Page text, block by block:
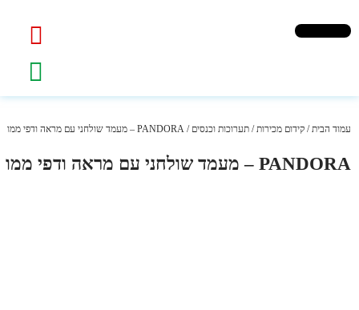
עמוד הבית/ קידום מכירות/ תערוכות וכנסים / PANDORA – מעמד שולחני עם מראה ודפי ממו
PANDORA – מעמד שולחני עם מראה ודפי ממו